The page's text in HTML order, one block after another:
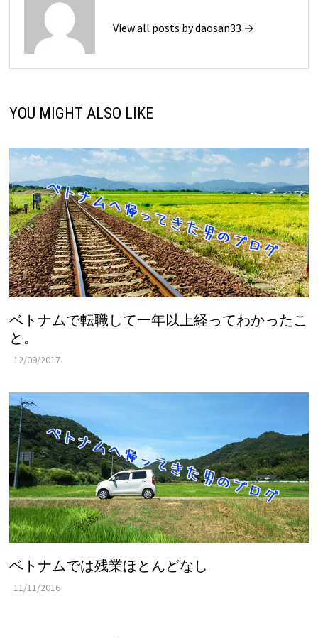
ョ
View all posts by daosan33 →
YOU MIGHT ALSO LIKE
ベトナムで転職して一年以上経ってわかったこ
と。
12/09/2017
ベトナムでは残業ほとんどなし
11/11/2016